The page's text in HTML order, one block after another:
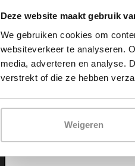
Deze website maakt gebruik
We gebruiken cookies om
websiteverkeer te analyseren.
media, adverteren en analyse.
verstrekt of die ze hebben
Weigeren
58,5 kg
50x140 cm
50 cm
140 cm